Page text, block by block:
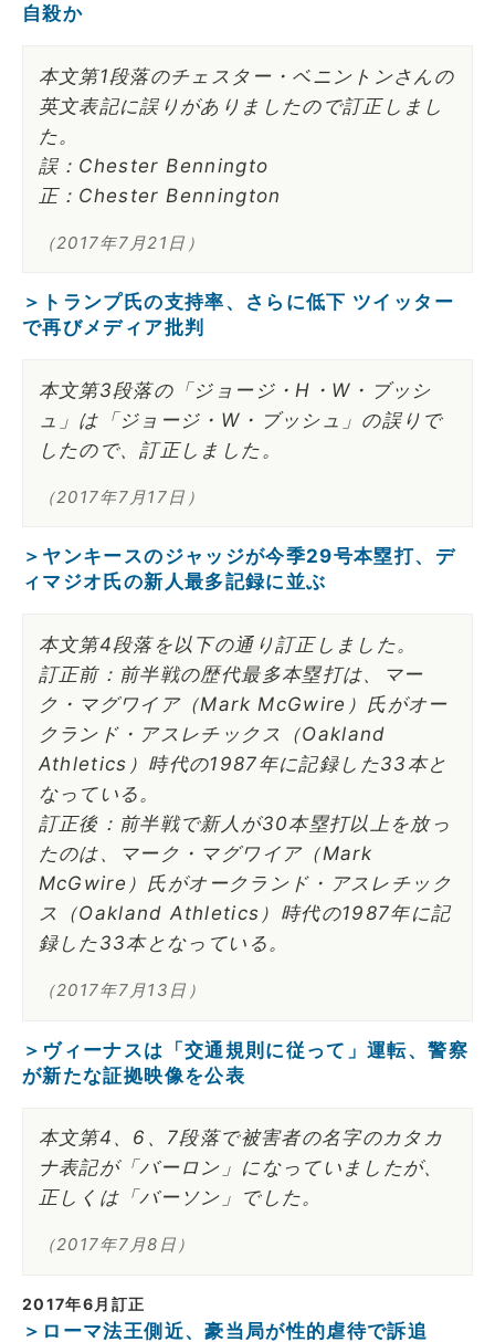
自殺か
本文第1段落のチェスター・ベニントンさんの
英文表記に誤りがありましたので訂正しまし
た。
誤：Chester Benningto
正：Chester Bennington
（2017年7月21日）
＞トランプ氏の支持率、さらに低下 ツイッター
で再びメディア批判
本文第3段落の「ジョージ・H・W・ブッシ
ュ」は「ジョージ・W・ブッシュ」の誤りで
したので、訂正しました。
（2017年7月17日）
＞ヤンキースのジャッジが今季29号本塁打、デ
ィマジオ氏の新人最多記録に並ぶ
本文第4段落を以下の通り訂正しました。
訂正前：前半戦の歴代最多本塁打は、マー
ク・マグワイア（Mark McGwire）氏がオー
クランド・アスレチックス（Oakland
Athletics）時代の1987年に記録した33本と
なっている。
訂正後：前半戦で新人が30本塁打以上を放っ
たのは、マーク・マグワイア（Mark
McGwire）氏がオークランド・アスレチック
ス（Oakland Athletics）時代の1987年に記
録した33本となっている。
（2017年7月13日）
＞ヴィーナスは「交通規則に従って」運転、警察
が新たな証拠映像を公表
本文第4、6、7段落で被害者の名字のカタカ
ナ表記が「バーロン」になっていましたが、
正しくは「バーソン」でした。
（2017年7月8日）
2017年6月訂正
＞ローマ法王側近、豪当局が性的虐待で訴追